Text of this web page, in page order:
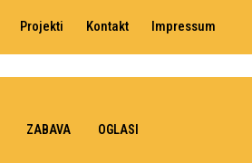
Projekti Kontakt Impressum
ZABAVA OGLASI